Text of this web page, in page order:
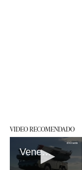
VIDEO RECOMENDADO
Venezuela despliega tropas en ejercicios militares por “amenaza” de buque británico en Guyana